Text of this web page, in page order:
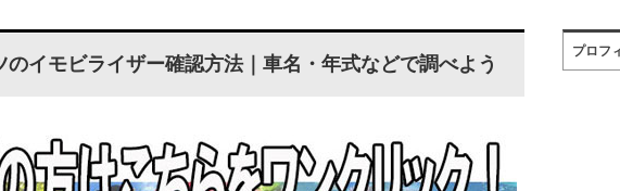
o
e i k
のイモビライザー確認方法｜車名・年式などで調べよう
プロフ